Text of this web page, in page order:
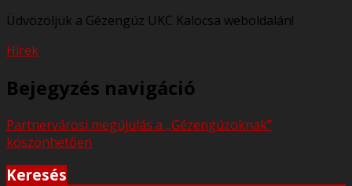
Üdvözöljük a Gézengúz UKC Kalocsa weboldalán!
Hírek
Bejegyzés navigáció
Partnervárosi megújulás a „Gézengúzoknak”
köszönhetően
Keresés